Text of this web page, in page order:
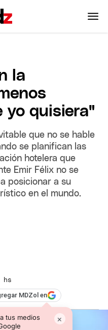
la
yo quisiera"
que no se hable
se planifican las
hotelera que
Emir Félix no se
posicionar a su
en el mundo.
hs
MDZol en
tus medios
×